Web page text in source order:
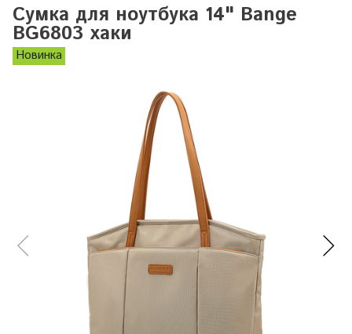
Сумка для ноутбука 14" Bange
BG6803 хаки
Новинка